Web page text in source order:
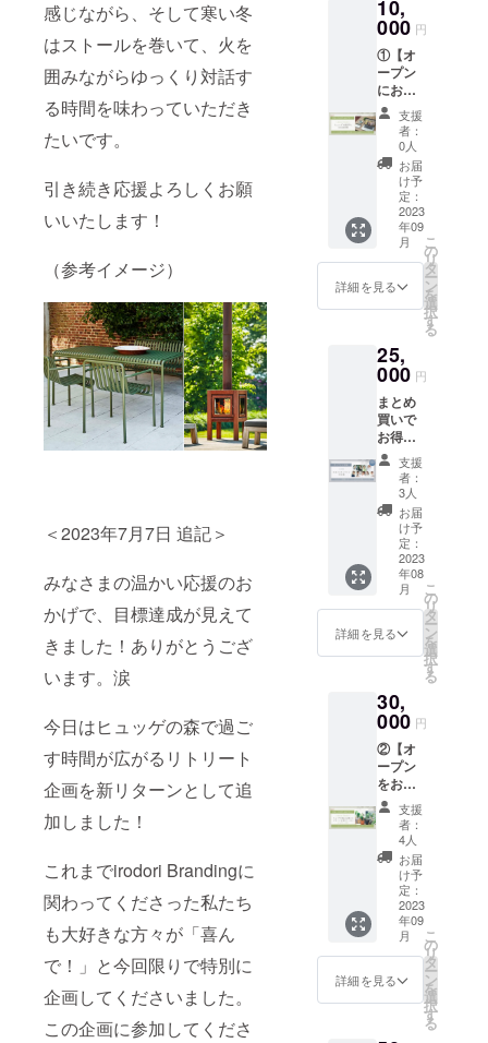
感じながら、そして寒い冬
はストールを巻いて、火を
囲みながらゆっくり対話す
る時間を味わっていただき
たいです。
引き続き応援よろしくお願
いいたします！
（参考イメージ）
＜2023年7月7日 追記＞
みなさまの温かい応援のお
かげで、目標達成が見えて
きました！ありがとうござ
います。涙
今日はヒュッゲの森で過ご
す時間が広がるリトリート
企画を新リターンとして追
加しました！
これまでirodori Brandingに
関わってくださった私たち
も大好きな方々が「喜ん
で！」と今回限りで特別に
企画してくださいました。
この企画に参加してくださ
URL等
当日の
案内は8
月上旬
頃、
メール
にてお
送りし
ます。
※購入後
のチ
ケット
のキャ
ンセル
は原則
対応し
＜トー
クゲス
ト：津
田賀央
さん＞
2001年
（株）
東急
エー
ジェン
シー入
社、
SONY
を経て
これか
らの新
しい
イフス
タイル
え、
2015年
に長野
県富士
見町へ
移住。
Route
Design
合同会
社、
『富士
見 森の
オフィ
ス』の
事。コ
ミュニ
ティー
・ス
ペース
立ち上
げのコ
ンサル
ティン
グをは
じめ、
東京と
地方地
域を行
き来し
様々な
プロ
仕事を
始めて
17年、
トータ
ルで携
わった
家づく
りは170
件以
上。
たった
ひとつ
の家
を、愛
で溢れ
る場所
に。そ
もっ
て、屋
号を
「アイ
エ」と
し、家
づくり
を通し
て、
もっと
幸せに
なれる
人を増
やした
いと活
動中。
【安間
Brandin
g株式会
社
ディレ
クター
都内の
雑誌デ
ザイン
事務所
にてメ
ジャー
女性
ファッ
ション
誌の紙
面デザ
インを
佑里さ
んとの
出会い
なくし
ては
ヒュッ
ゲの森
誕生も
なかっ
たと言
える、
自分の
心が本
当に望
む方向
へ進め
るよう
になっ
の2年間
を共に
振り返
りなが
ら、本
音に気
づき望
む人生
を切り
拓くた
めに必
要なこ
とに触
れたい
と思い
ます。
【山田
眞佑里
フィー
ル】 株
式会社
コア
エッセ
ンス代
表取締
役/カウ
ンセリ
ング
ヒー
ラー 新
聞社、
外資系5
つ星ホ
テルの
宿泊総
起こし
てくだ
さった
海江田
さんと
共に当
時を振
り返り
なが
ら、ビ
ジネス
のブレ
イクス
ルーに
必要な
視点を
お届け
してい
す。人
数限定
で公開
コンサ
ルも行
います
のでお
楽しみ
に！
【海江
田和記
さんプ
フィー
ル】 オ
ンリー
ワン
パート
ナーズ
社代表
取締役 /
コンサ
ルタン
ト 独自
の集客
の仕組
み化を
2016年
に構築
し、
58ヶ月
連続で
月商
1000万
円以上
の売上
の安定
ライア
ントさ
んを抱
えなが
らも毎
月のよ
うに世
界を旅
しなが
ら仕事
をする
コーチ
の本橋
へいす
けさん
たな
チャレ
大好物
の村本
で、不
安を軽
やかに
超えて
いく秘
訣をお
届けし
ていき
ます。
【本橋
へいす
けさん
プロ
フィー
ル】
feppine
ss株式
表取締
役 『し
あわせ
を感じ
られる
社会を
つく
る』を
vision
に事業
を行
う。 事
業主向
けコ
ミュニ
ティfor
you・起
業家を
支える
くだ
さって
いる影
の立役
者が知
子さん
です。
今回の
ヒュッ
ゲの森
立ち上
げにお
いて
は、銀
いただ
くとい
新たな
フェー
ズを迎
えまし
た。事
業拡大
や新た
なチャ
レンジ
の裏で
気にな
るお金
につい
て、今
回限り
裸々
トーク
けしま
す。
【吉村
知子さ
ん プ
ロ
フィー
ル】
2018年
に税理
士事務
所を退
職し、
独立起
業。ビ
ジネス
拡大の
ため、
開業し
どん想
いを形
にして
いきた
いと思
います
ので楽
しみに
してい
ただけ
ると嬉
しいで
す。 ※
お届け
は8月末
次お届
けいた
※PDF
データ
含めご
案内は
メール
にてお
送りし
ます。
家の
パート
シップ
につい
て赤
裸々対
談！対
談相手
には初
登場の
夫を迎
えて、
起業の
道を選
んだ妻
との
を夫目
線から
剖して
いく企
画で
す。
2018
年、2人
の小さ
な子供
を育て
ながら
起業し
た妻を
のよう
に思っ
夫は会
社員と
して仕
事は変
えずに
北杜市
への移
住、そ
して現
在は単
身赴任
中な
ど、こ
の5年特
かった
村本
コー
ヒー店
である
寺崎
コー
ヒーさ
んの浅
煎り
コー
ヒー豆
250gを
お届け
しま
す！
「ヒュ
ッゲの
森から
の輪を
広げて
画やイ
ベント
の拡充
に利用
してほ
しい」
と純粋
に応援
した
い！と
思って
くださ
る方へ
感謝の
に、北
杜市の
風を感
じられ
る商品
を送ら
せてい
ただき
ます。
「応援
して良
かっ
た」と
思って
いただ
う、こ
れから
10,
000 円
①【オ
ープン
にお祝
いの気
持ちを
届けた
い！】
ヒュッ
ゲの森
HPにお
名前掲
special
thanks
！ ＜詳
ゲの森
オープ
ンのお
祝いを
した
い！と
思って
くださ
る方向
けのプ
ランを
ご用意
させて
いただ
きまし
た。本
リター
た方の
お名前
special
thanks
！とし
て
ヒュッ
ゲの森
HPにて
掲載さ
せてい
ただき
ます。
※備考欄
に紹介
させて
支援
者：
0人
お届
け予
定：
2023
年09
月
詳細を見る
こ
の
リ
タ
ー
ン
を
選
択
す
る
25,
000 円
まとめ
買いで
お得！
下記、6
回のす
べての
オンラ
インセ
ミナー
にご参
加いた
だけま
す。
①8/17
（木）
13時〜
らの時
代の生
き方・
働き
方ーな
ぜあえ
て二拠
点生活
を選ぶ
のか コ
ピーラ
イター
渡辺潤
平さん×
プロ
ジェク
トデザ
支援
者：
3人
お届
け予
定：
2023
年08
月
詳細を見る
こ
の
リ
タ
ー
ン
を
選
択
す
る
30,
000 円
②【オ
ープン
をお祝
いの気
持ちを
届けた
い！】
ヒュッ
ゲの森
にお祝
いのグ
リーン
を贈ろ
う！植
物
支援
者：
4人
お届
け予
定：
2023
年09
月
詳細を見る
こ
の
リ
タ
ー
ン
を
選
択
す
る